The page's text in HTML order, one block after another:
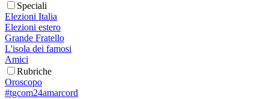
Speciali
Elezioni Italia
Elezioni estero
Grande Fratello
L'isola dei famosi
Amici
Rubriche
Oroscopo
#tgcom24amarcord